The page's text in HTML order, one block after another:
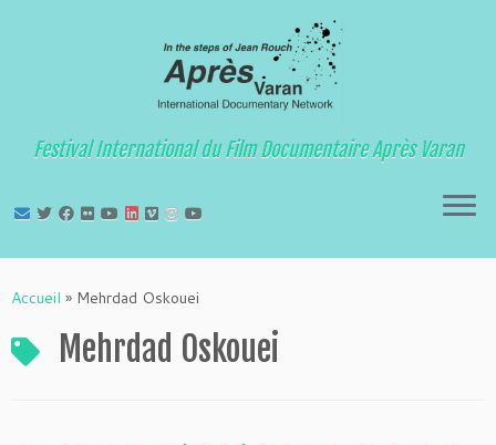
au
Festival International du Film Documentaire Après Varan
Accueil » Mehrdad Oskouei
Mehrdad Oskouei